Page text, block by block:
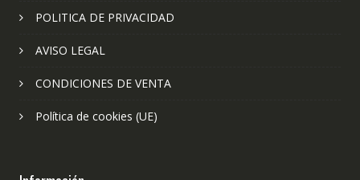
POLITICA DE PRIVACIDAD
AVISO LEGAL
CONDICIONES DE VENTA
Política de cookies (UE)